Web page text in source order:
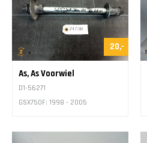
20,-
As, As Voorwiel
D1-56271
GSX750F: 1998 - 2005